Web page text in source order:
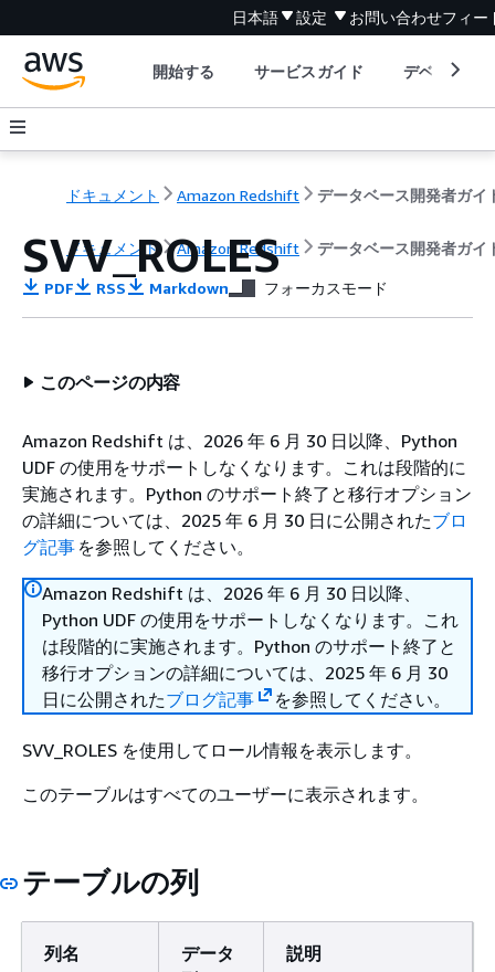
日本語 設定 お問い合わせフィー
開始する サービスガイド デベロッパ
ドキュメント Amazon Redshift データベース開発者ガイ
ドキュメント Amazon Redshift データベース開発者ガイ
SVV_ROLES
PDF RSS Markdown フォーカスモード
このページの内容
Amazon Redshift は、2026 年 6 月 30 日以降、Python
UDF の使用をサポートしなくなります。これは段階的に
実施されます。Python のサポート終了と移行オプション
の詳細については、2025 年 6 月 30 日に公開されたブロ
グ記事 を参照してください。
Amazon Redshift は、2026 年 6 月 30 日以降、
Python UDF の使用をサポートしなくなります。これ
は段階的に実施されます。Python のサポート終了と
移行オプションの詳細については、2025 年 6 月 30
日に公開されたブログ記事 を参照してください。
SVV_ROLES を使用してロール情報を表示します。
このテーブルはすべてのユーザーに表示されます。
テーブルの列
列名
データ
説明